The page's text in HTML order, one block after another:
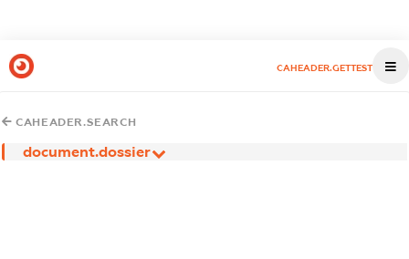
CAHEADER.GETTEST
CAHEADER.SEARCH
document.dossier